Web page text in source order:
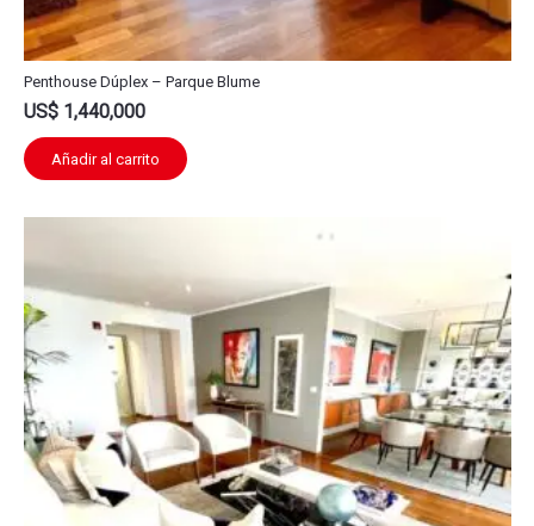
Penthouse Dúplex – Parque Blume
US$ 1,440,000
Añadir al carrito